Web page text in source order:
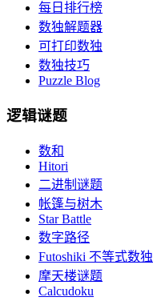
每日排行榜
数独解题器
可打印数独
数独技巧
Puzzle Blog
逻辑谜题
数和
Hitori
二进制谜题
帐篷与树木
Star Battle
数字路径
Futoshiki 不等式数独
摩天楼谜题
Calcudoku